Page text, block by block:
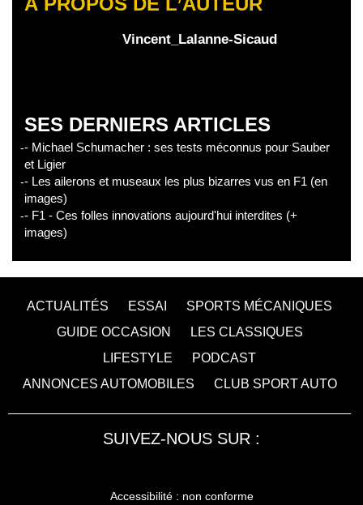
Vincent_Lalanne-Sicaud
SES DERNIERS ARTICLES
- Michael Schumacher : ses tests méconnus pour Sauber
et Ligier
- Les ailerons et museaux les plus bizarres vus en F1 (en
images)
- F1 - Ces folles innovations aujourd'hui interdites (+
images)
ACTUALITÉS ESSAI
SPORTS MÉCANIQUES
GUIDE OCCASION
LES CLASSIQUES
LIFESTYLE
PODCAST
ANNONCES AUTOMOBILES
CLUB SPORT AUTO
SUIVEZ-NOUS SUR :
Accessibilité : non conforme